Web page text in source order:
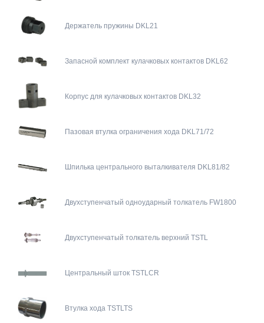
Держатель пружины DKL21
Запасной комплект кулачковых контактов DKL62
Корпус для кулачковых контактов DKL32
Пазовая втулка ограничения хода DKL71/72
Шпилька центрального выталкивателя DKL81/82
Двухступенчатый одноударный толкатель FW1800
Двухступенчатый толкатель верхний TSTL
Центральный шток TSTLCR
Втулка хода TSTLTS